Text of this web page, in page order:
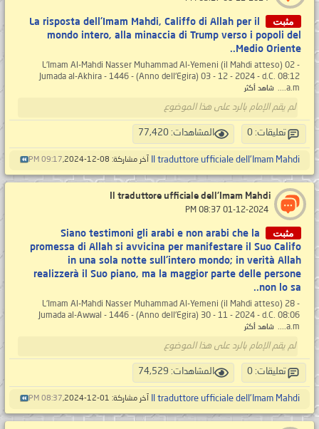
مثبت
La risposta dell'Imam Mahdi, Califfo di Allah per il
mondo intero, alla minaccia di Trump verso i popoli del
Medio Oriente..
L'Imam Al-Mahdi Nasser Muhammad Al-Yemeni (il Mahdi atteso) 02 -
Jumada al-Akhira - 1446 - (Anno dell'Egira) 03 - 12 - 2024 - d.C. 08:12
a.m....
شاهد أكثر
لم يقم الإمام بالرد على هذا الموضوع
تعليقات: 0 المشاهدات: 77,420
Il traduttore ufficiale dell'Imam Mahdi آخر مشاركة: 08-12-2024, 09:17 PM
Il traduttore ufficiale dell'Imam Mahdi
مثبت
Siano testimoni gli arabi e non arabi che la
promessa di Allah si avvicina per manifestare il Suo Califo
in una sola notte sull'intero mondo; in verità Allah
realizzerà il Suo piano, ma la maggior parte delle persone
non lo sa..
L'Imam Al-Mahdi Nasser Muhammad Al-Yemeni (il Mahdi atteso) 28 -
Jumada al-Awwal - 1446 - (Anno dell'Egira) 30 - 11 - 2024 - d.C. 08:06
a.m....
شاهد أكثر
لم يقم الإمام بالرد على هذا الموضوع
تعليقات: 0 المشاهدات: 74,529
Il traduttore ufficiale dell'Imam Mahdi آخر مشاركة: 01-12-2024, 08:37 PM